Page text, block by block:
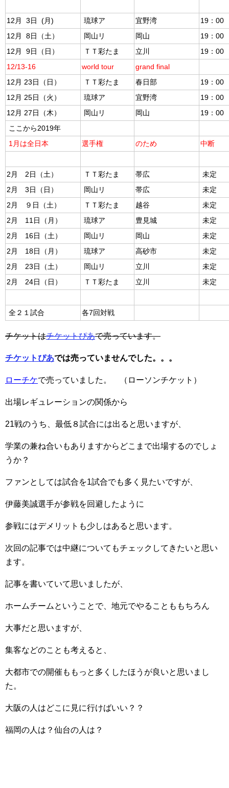
12月 3日 (月) 琉球ア 宜野湾
19：00
12月 8日（土）
岡山リ 岡山
19：00
12月 9日（日）
ＴＴ彩たま 立川
19：00
12/13-16
world tour
grand final
12月 23日（日）
ＴＴ彩たま 春日部
19：00
12月 25日（火）
琉球ア 宜野湾
19：00
12月 27日（木）
岡山リ 岡山
19：00
ここから2019年
1月は全日本
選手権 のため 中断
2月 2日（土） ＴＴ彩たま 帯広
未定
2月 3日（日）
岡山リ 帯広
未定
2月 ９日（土）
ＴＴ彩たま 越谷
未定
2月 11日（月）
琉球ア 豊見城
未定
2月 16日（土）
岡山リ 岡山
未定
2月 18日（月）
琉球ア 高砂市
未定
2月 23日（土）
岡山リ 立川
未定
2月 24日（日）
ＴＴ彩たま 立川 未定
全２１試合 各7回対戦
チケットはチケットぴあで売っています。
チケットぴあでは売っていませんでした。。。
ローチケで売っていました。 （ローソンチケット）
出場レギュレーションの関係から
21戦のうち、最低８試合には出ると思いますが、
学業の兼ね合いもありますからどこまで出場するのでしょ
うか？
ファンとしては試合を1試合でも多く見たいですが、
伊藤美誠選手が参戦を回避したように
参戦にはデメリットも少しはあると思います。
次回の記事では中継についてもチェックしてきたいと思い
ます。
記事を書いていて思いましたが、
ホームチームということで、地元でやることももちろん
大事だと思いますが、
集客などのことも考えると、
大都市での開催ももっと多くしたほうが良いと思いまし
た。
大阪の人はどこに見に行けばいい？？
福岡の人は？仙台の人は？